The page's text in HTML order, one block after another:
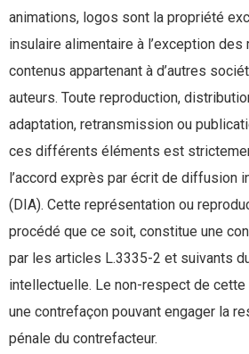
animations, logos sont la propriété
insulaire alimentaire à l’exception
contenus appartenant à d’autres
auteurs. Toute reproduction,
adaptation, retransmission ou
ces différents éléments est
l’accord exprès par écrit de diffusion
(DIA). Cette représentation ou
procédé que ce soit, constitue une
par les articles L.3335-2 et suivants
intellectuelle. Le non-respect de
une contrefaçon pouvant engager la
pénale du contrefacteur.